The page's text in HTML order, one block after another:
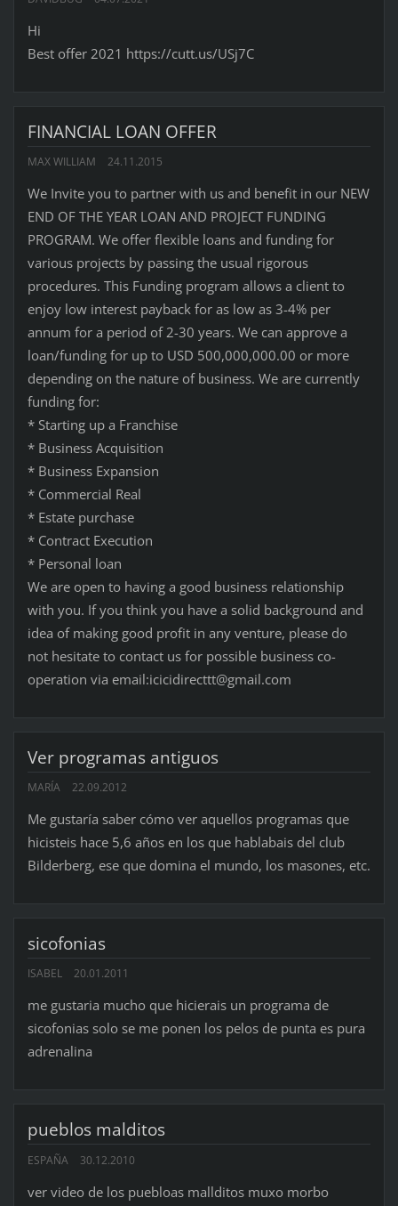
Hi
Best offer 2021 https://cutt.us/USj7C
FINANCIAL LOAN OFFER
MAX WILLIAM 24.11.2015
We Invite you to partner with us and benefit in our NEW
END OF THE YEAR LOAN AND PROJECT FUNDING
PROGRAM. We offer flexible loans and funding for
various projects by passing the usual rigorous
procedures. This Funding program allows a client to
enjoy low interest payback for as low as 3-4% per
annum for a period of 2-30 years. We can approve a
loan/funding for up to USD 500,000,000.00 or more
depending on the nature of business. We are currently
funding for:
* Starting up a Franchise
* Business Acquisition
* Business Expansion
* Commercial Real
* Estate purchase
* Contract Execution
* Personal loan
We are open to having a good business relationship
with you. If you think you have a solid background and
idea of making good profit in any venture, please do
not hesitate to contact us for possible business co-
operation via email:icicidirecttt@gmail.com
Ver programas antiguos
MARÍA 22.09.2012
Me gustaría saber cómo ver aquellos programas que
hicisteis hace 5,6 años en los que hablabais del club
Bilderberg, ese que domina el mundo, los masones, etc.
sicofonias
ISABEL 20.01.2011
me gustaria mucho que hicierais un programa de
sicofonias solo se me ponen los pelos de punta es pura
adrenalina
pueblos malditos
ESPAÑA 30.12.2010
ver video de los puebloas mallditos muxo morbo